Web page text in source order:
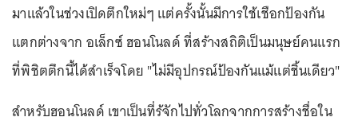
มาแล้วในช่วงเปิดตึกใหม่ๆ แต่ครั้งนั้นมีการใช้เชือกป้องกัน
แตกต่างจาก อเล็กซ์ ฮอนโนลด์ ที่สร้างสถิติเป็นมนุษย์คนแรก
ที่พิชิตตึกนี้ได้สำเร็จโดย "ไม่มีอุปกรณ์ป้องกันแม้แต่ชิ้นเดียว"
สำหรับฮอนโนลด์ เขาเป็นที่รู้จักไปทั่วโลกจากการสร้างชื่อใน